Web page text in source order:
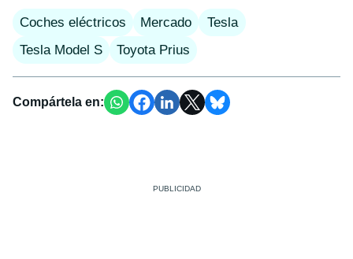
Coches eléctricos Mercado
Tesla
Tesla Model S
Toyota Prius
Compártela en: